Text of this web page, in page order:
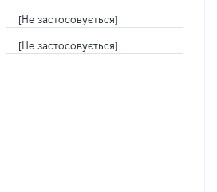
[Не застосовується]
[Не застосовується]